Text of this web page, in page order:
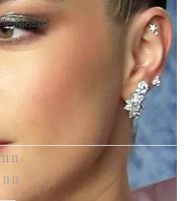
[Publicidad]
11:11
11:11